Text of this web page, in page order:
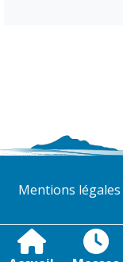
Mentions légales